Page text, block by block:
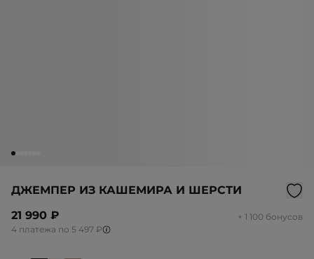
ДЖЕМПЕР ИЗ КАШЕМИРА И ШЕРСТИ
21 990 ₽
+ 1 100 бонусов
4 платежа по 5 497 ₽